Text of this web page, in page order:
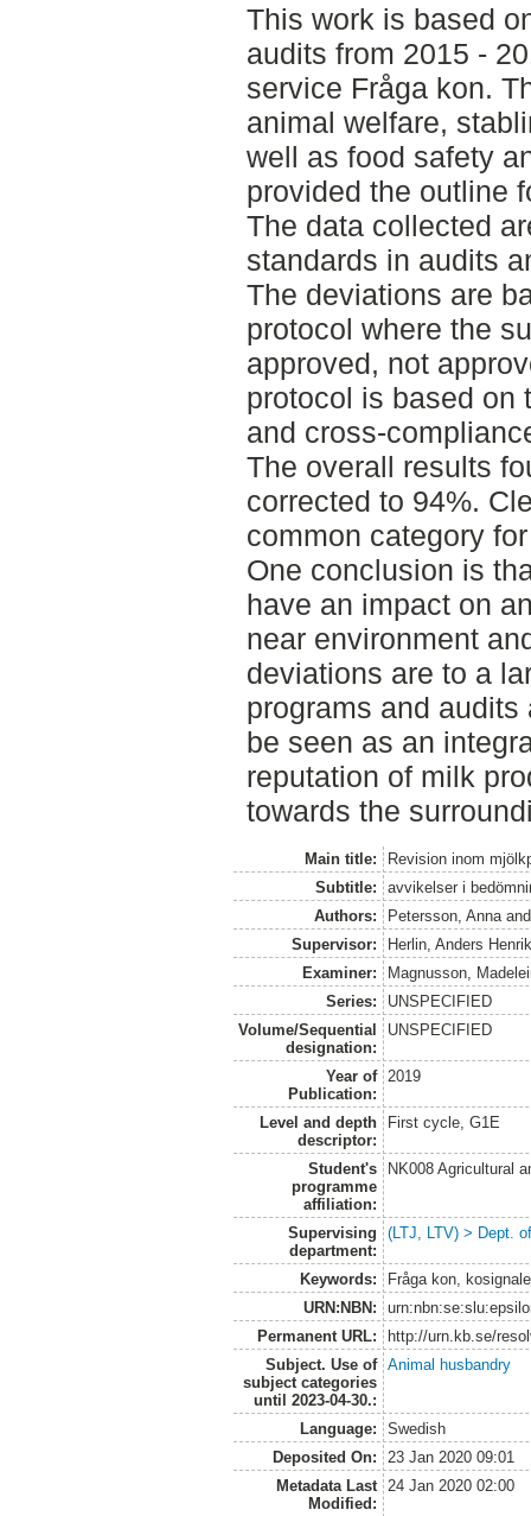
This work is based
audits from 2015 -
service Fråga kon.
animal welfare,
well as food safety
provided the outline
The data collected
standards in audits
The deviations are
protocol where the
approved, not
protocol is based on
and cross-
The overall results
corrected to 94%.
common category
One conclusion is
have an impact on
near environment
deviations are to a
programs and
be seen as an
reputation of milk
towards the
Main title:
Revision inom
Subtitle:
avvikelser i
Authors:
Petersson, Anna
Supervisor:
Herlin, Anders
Examiner:
Magnusson,
Series:
UNSPECIFIED
Volume/Sequential
designation:
UNSPECIFIED
Year of
Publication:
2019
Level and depth
descriptor:
First cycle, G1E
Student's
programme
affiliation:
NK008 Agricultural
Supervising
department:
(LTJ, LTV) > Dept.
Keywords:
Fråga kon,
URN:NBN:
Permanent URL:
http://urn.kb.se/
Subject. Use of
subject categories
until 2023-04-30.:
Animal husbandry
Language:
Swedish
Deposited On:
23 Jan 2020 09:01
Metadata Last
Modified:
24 Jan 2020 02:00